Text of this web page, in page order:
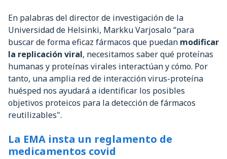
En palabras del director de investigación de la
Universidad de Helsinki, Markku Varjosalo “para
buscar de forma eficaz fármacos que puedan modificar
la replicación viral, necesitamos saber qué proteínas
humanas y proteínas virales interactúan y cómo. Por
tanto, una amplia red de interacción virus-proteína
huésped nos ayudará a identificar los posibles
objetivos proteicos para la detección de fármacos
reutilizables".
La EMA insta un reglamento de
medicamentos covid